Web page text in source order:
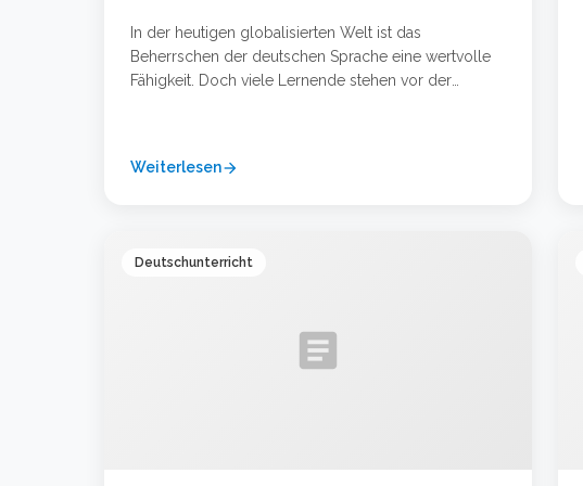
In der heutigen globalisierten Welt ist das
Beherrschen der deutschen Sprache eine wertvolle
Fähigkeit. Doch viele Lernende stehen vor der
Ihren persönlichen Sprachtrainer zu nutzen? Diese
Weiterlesenarrow_forward
article
Deutschunterricht